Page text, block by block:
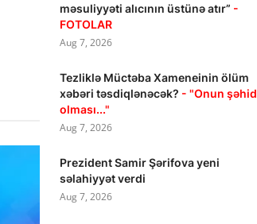
məsuliyyəti alıcının üstünə atır” -
FOTOLAR
Aug 7, 2026
Tezliklə Müctəba Xameneinin ölüm
xəbəri təsdiqlənəcək? - "Onun şəhid
olması..."
Aug 7, 2026
Prezident Samir Şərifova yeni
səlahiyyət verdi
Aug 7, 2026